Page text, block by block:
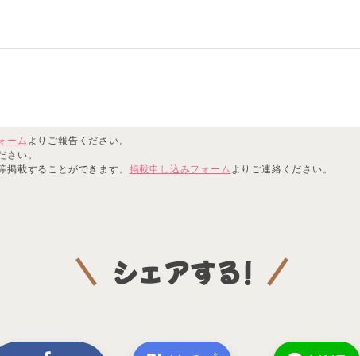
ーム よりご報告ください。
さい。
載することができます。 掲載申し込みフォーム よりご連絡ください。
シェアする!